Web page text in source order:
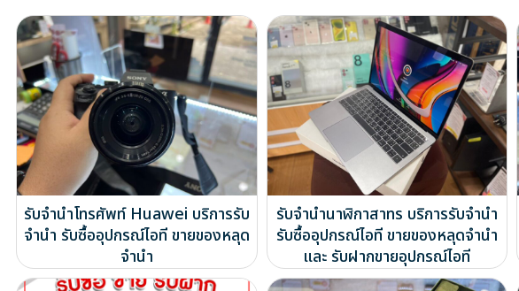
รับจำนำโทรศัพท์ Huawei บริการรับ
จำนำ รับซื้ออุปกรณ์ไอที ขายของหลุด
จำนำ
รับจำนำนาฬิกาสาทร บริการรับจำนำ
รับซื้ออุปกรณ์ไอที ขายของหลุดจำนำ
และ รับฝากขายอุปกรณ์ไอที